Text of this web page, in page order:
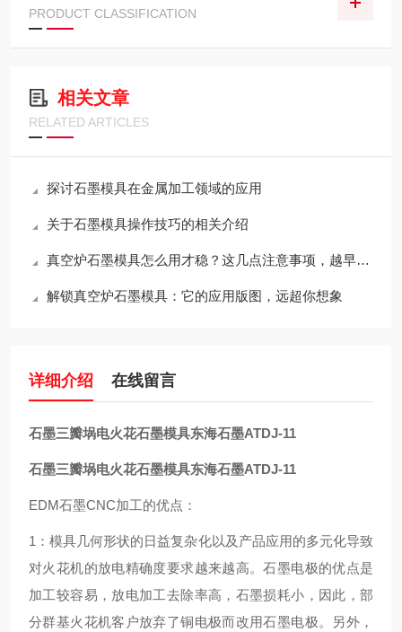
PRODUCT CLASSIFICATION
相关文章
RELATED ARTICLES
探讨石墨模具在金属加工领域的应用
关于石墨模具操作技巧的相关介绍
真空炉石墨模具怎么用才稳？这几点注意事项，越早知道越省心
解锁真空炉石墨模具：它的应用版图，远超你想象
详细介绍 在线留言
石墨三瓣埚电火花石墨模具东海石墨ATDJ-11
石墨三瓣埚电火花石墨模具东海石墨ATDJ-11
EDM石墨CNC加工的优点：
1：模具几何形状的日益复杂化以及产品应用的多元化导致
对火花机的放电精确度要求越来越高。石墨电极的优点是
加工较容易，放电加工去除率高，石墨损耗小，因此，部
分群基火花机客户放弃了铜电极而改用石墨电极。另外，